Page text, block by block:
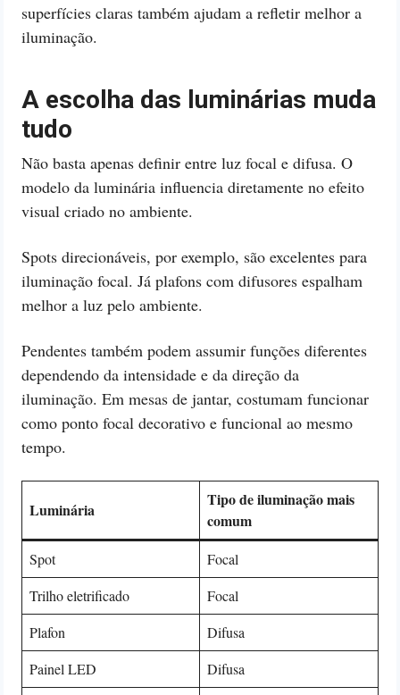
superfícies claras também ajudam a refletir melhor a
iluminação.
A escolha das luminárias muda
tudo
Não basta apenas definir entre luz focal e difusa. O
modelo da luminária influencia diretamente no efeito
visual criado no ambiente.
Spots direcionáveis, por exemplo, são excelentes para
iluminação focal. Já plafons com difusores espalham
melhor a luz pelo ambiente.
Pendentes também podem assumir funções diferentes
dependendo da intensidade e da direção da
iluminação. Em mesas de jantar, costumam funcionar
como ponto focal decorativo e funcional ao mesmo
tempo.
Luminária
Tipo de iluminação mais
comum
Spot
Focal
Trilho eletrificado
Focal
Plafon
Difusa
Painel LED
Difusa